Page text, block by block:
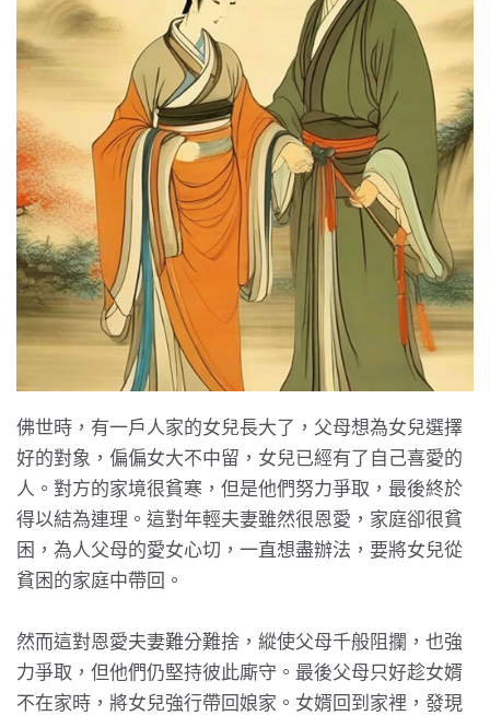
佛世時，有一戶人家的女兒長大了，父母想為女兒選擇
好的對象，偏偏女大不中留，女兒已經有了自己喜愛的
人。對方的家境很貧寒，但是他們努力爭取，最後終於
得以結為連理。這對年輕夫妻雖然很恩愛，家庭卻很貧
困，為人父母的愛女心切，一直想盡辦法，要將女兒從
貧困的家庭中帶回。
然而這對恩愛夫妻難分難捨，縱使父母千般阻攔，也強
力爭取，但他們仍堅持彼此廝守。最後父母只好趁女婿
不在家時，將女兒強行帶回娘家。女婿回到家裡，發現